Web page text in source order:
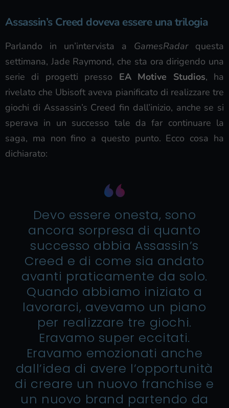
Assassin’s Creed doveva essere una trilogia
Parlando in un’intervista a GamesRadarquesta
settimana, Jade Raymond, che sta ora dirigendo una
serie di progetti presso EA Motive Studios, ha
rivelato che Ubisoft aveva pianificato di realizzare tre
giochi di Assassin’s Creed fin dall’inizio, anche se si
sperava in un successo tale da far continuare la
saga, ma non fino a questo punto. Ecco cosa ha
dichiarato:
Devo essere onesta, sono
ancora sorpresa di quanto
successo abbia Assassin’s
Creed e di come sia andato
avanti praticamente da solo.
Quando abbiamo iniziato a
lavorarci, avevamo un piano
per realizzare tre giochi.
Eravamo super eccitati.
Eravamo emozionati anche
dall’idea di avere l’opportunità
di creare un nuovo franchise e
un nuovo brand partendo da